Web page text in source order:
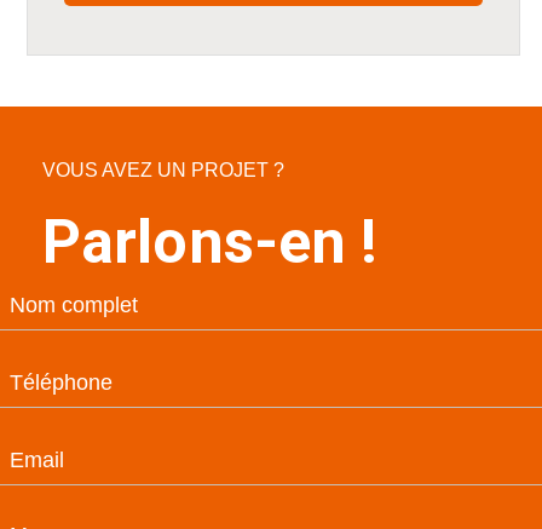
VOUS AVEZ UN PROJET ?
Parlons-en !